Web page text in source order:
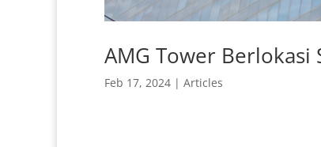
AMG Tower Berlokasi
Feb 17, 2024 | Articles